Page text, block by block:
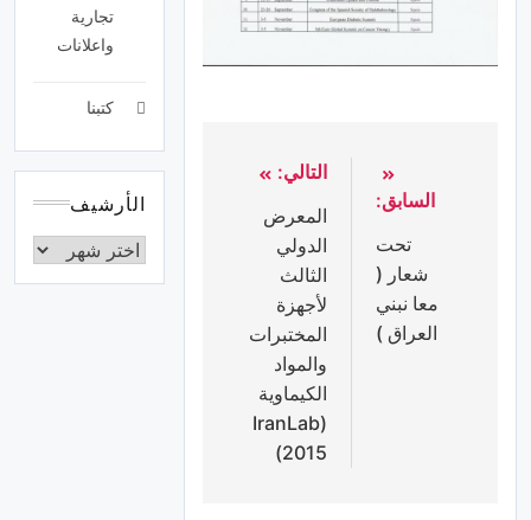
السابق:
تحت
شعار (
معا نبني
العراق )
التالي:
المعرض
الدولي
الثالث
لأجهزة
المختبرات
والمواد
الكيماوية
(IranLab
2015)
تجارية
واعلانات
كتبنا
الأرشيف